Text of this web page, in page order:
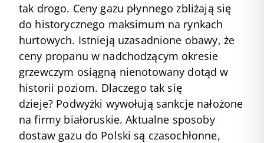
tak drogo. Ceny gazu płynnego zbliżają się
do historycznego maksimum na rynkach
hurtowych. Istnieją uzasadnione obawy, że
ceny propanu w nadchodzącym okresie
grzewczym osiągną nienotowany dotąd w
historii poziom. Dlaczego tak się
dzieje? Podwyżki wywołują sankcje nałożone
na firmy białoruskie. Aktualne sposoby
dostaw gazu do Polski są czasochłonne,